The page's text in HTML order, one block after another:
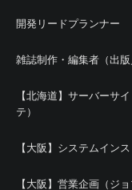
開発リードプランナー
雑誌制作・編集者（出版
【北海道】サーバーサ
テ）
【大阪】システムイン
【大阪】営業企画（ジ